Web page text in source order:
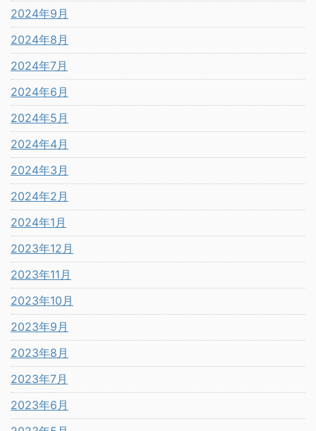
2024年9月
2024年8月
2024年7月
2024年6月
2024年5月
2024年4月
2024年3月
2024年2月
2024年1月
2023年12月
2023年11月
2023年10月
2023年9月
2023年8月
2023年7月
2023年6月